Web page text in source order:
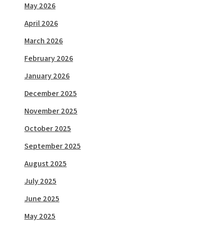
May 2026
April 2026
March 2026
February 2026
January 2026
December 2025
November 2025
October 2025
September 2025
August 2025
July 2025
June 2025
May 2025